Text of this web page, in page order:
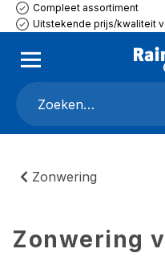
Compleet assortiment
Uitstekende prijs/kwaliteit
Zonwering
Zonwering